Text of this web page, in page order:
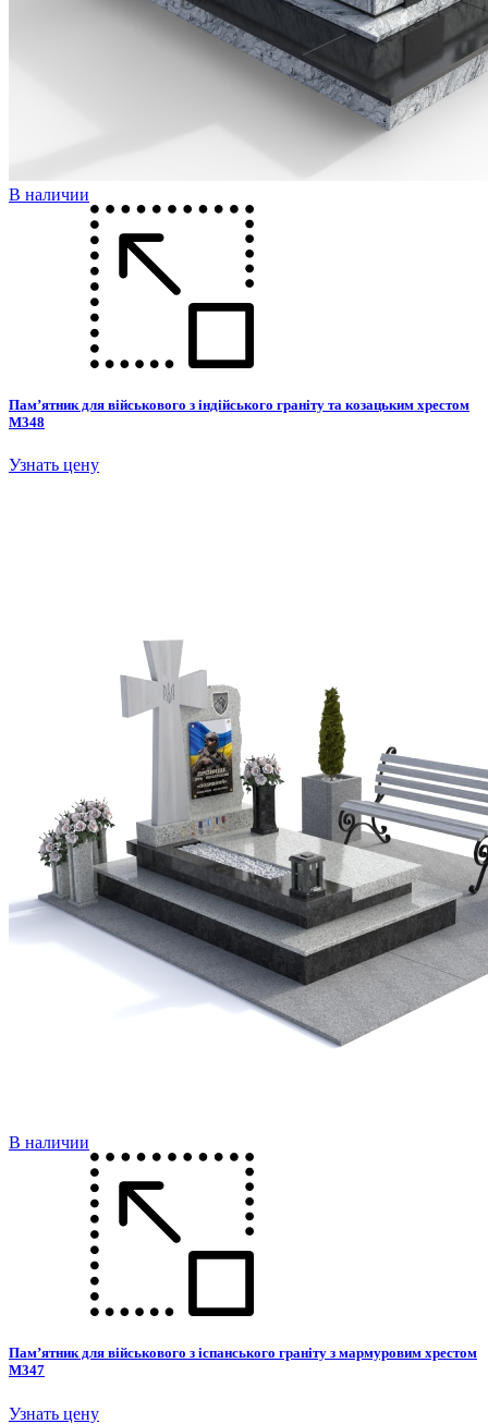
В наличии
Пам’ятник для військового з індійського граніту та козацьким хрестом
М348
Узнать цену
В наличии
Пам’ятник для військового з іспанського граніту з мармуровим хрестом
М347
Узнать цену